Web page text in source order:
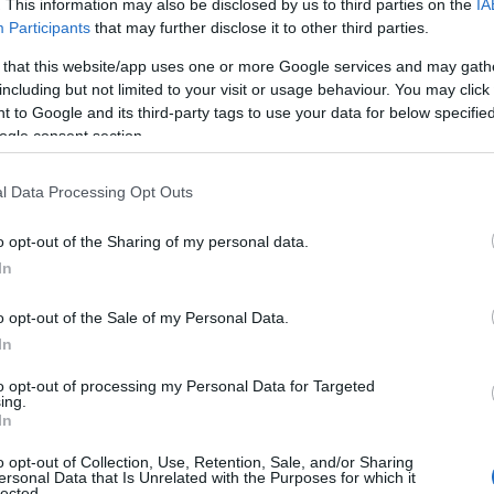
This information may also be disclosed by us to third parties on the
Participants that may further disclose it to other third parties.
that this website/app uses one or more Google services and may
but not limited to your visit or usage behaviour. You may
to Google and its third-party tags to use your data for below
consent section.
Data Processing Opt Outs
opt-out of the Sharing of my personal data.
opt-out of the Sale of my Personal Data.
opt-out of processing my Personal Data for Targeted
opt-out of Collection, Use, Retention, Sale, and/or Sharing
Data that Is Unrelated with the Purposes for which it
2019 novemberében kezdődött, amelynek
és Semmelweis Klinikák) 2022 májusában nyílt
tértől a Nagyvárad térig aSWIETELSKY Építő
pedig az azonos konszernhez tartozó, külön